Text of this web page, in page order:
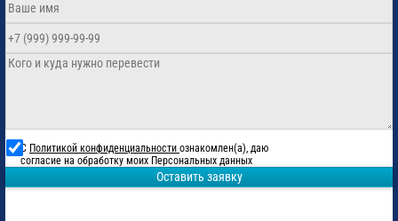
С Политикой конфиденциальности ознакомлен(а), даю
согласие на обработку моих Персональных данных
Оставить заявку